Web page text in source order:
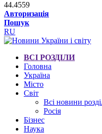
44.4559
Авторизація
Пошук
RU
ВСІ РОЗДІЛИ
Головна
Україна
Місто
Світ
Всі новини
Росія
Бізнес
Наука